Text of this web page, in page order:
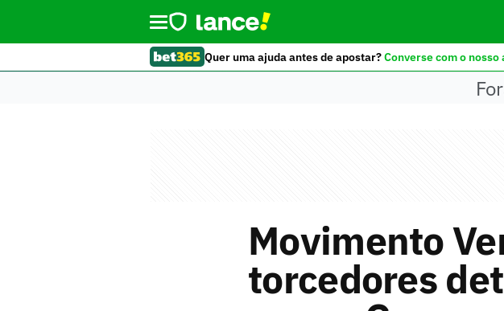
Quer uma ajuda antes de apostar?Converse com o
Movimento
torcedores